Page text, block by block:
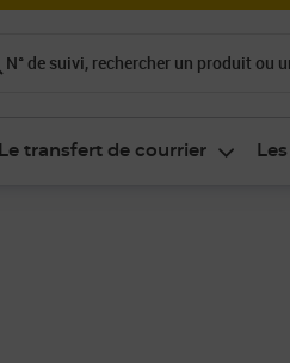
N° de suivi, rechercher un produit ou
Le transfert de courrier